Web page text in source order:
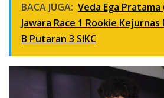
BACA JUGA: Veda Ega
Jawara Race 1 Rookie
B Putaran 3 SIKC